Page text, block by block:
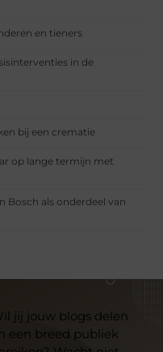
en tieners
in de
bij een crematie
op lange termijn met
Bosch als onderdeel van
jij jouw blogs delen
een breed publiek